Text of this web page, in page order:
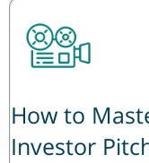
How to
Investor